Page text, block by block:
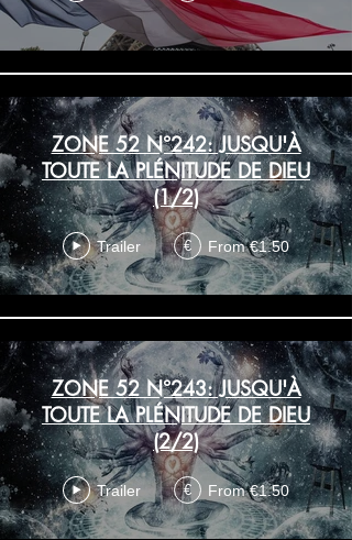
ZONE 52 N°242: JUSQU'À
TOUTE LA PLÉNITUDE DE DIEU
(1/2)
Trailer € From €1.50
ZONE 52 N°243: JUSQU'À
TOUTE LA PLÉNITUDE DE DIEU
(2/2)
Trailer € From €1.50